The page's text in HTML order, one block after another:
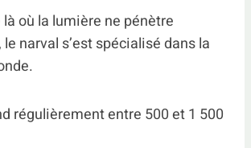
où la lumière ne pénètre
narval s’est spécialisé dans la
régulièrement entre 500 et 1 500